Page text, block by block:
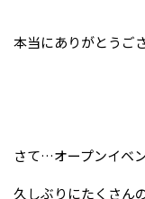
本当にありがとうご
さて…オープンイベ
久しぶりにたくさん